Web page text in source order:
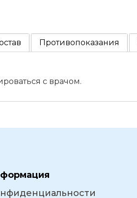
Противопоказания
с врачом.